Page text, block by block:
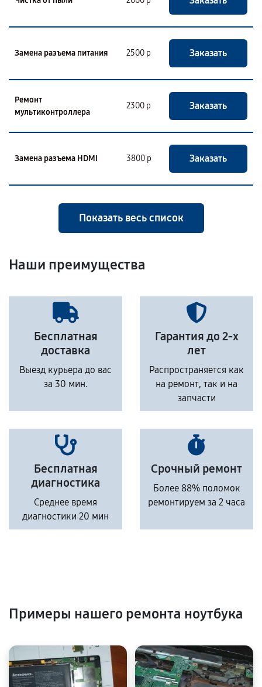
Замена разъема питания 2500 р Заказать
Ремонт
мультиконтроллера
2300 р Заказать
Замена разъема HDMI 3800 р Заказать
Показать весь список
Наши преимущества
Бесплатная
доставка
Выезд курьера до вас
за 30 мин.
Гарантия до 2-х
лет
Распространяется как
на ремонт, так и на
запчасти
Бесплатная
диагностика
Среднее время
диагностики 20 мин
Срочный ремонт
Более 88% поломок
ремонтируем за 2 часа
Примеры нашего ремонта ноутбука